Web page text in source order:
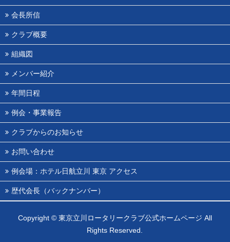
会長所信
クラブ概要
組織図
メンバー紹介
年間日程
例会・事業報告
クラブからのお知らせ
お問い合わせ
例会場：ホテル日航立川 東京 アクセス
歴代会長（バックナンバー）
Copyright © 東京立川ロータリークラブ公式ホームページ All
Rights Reserved.